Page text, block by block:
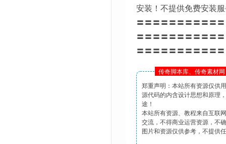
安装！不提供免费安装
〓〓〓〓〓〓〓〓〓〓
〓〓〓〓〓〓〓〓〓〓
〓〓〓〓〓〓〓〓〓〓
传奇脚本库、传奇素材
郑重声明：本站所有资源仅供
源代码的内含设计思想和原理
途！
本站所有资源、教程来自互联
交流，不得商业运营资源，不
图片和资源仅供参考，不提供